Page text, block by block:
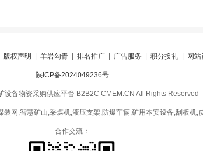
版权声明 羊岩勾青| 排名推广| 广告服务 积分换礼| 网
陕ICP备2024049236号
设备物资采购供应平台 B2B2C CMEM.CN All Rights Reserved
装网,智慧矿山,采煤机,液压支架,防爆车辆,矿用本安设备,刮板机,
合作交流：